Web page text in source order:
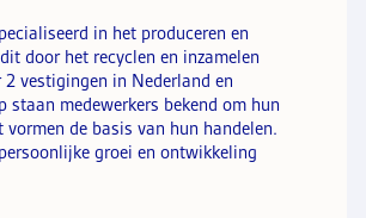
in het produceren en
door het recyclen en inzamelen
vestigingen in Nederland en
medewerkers bekend om hun
de basis van hun handelen.
groei en ontwikkeling